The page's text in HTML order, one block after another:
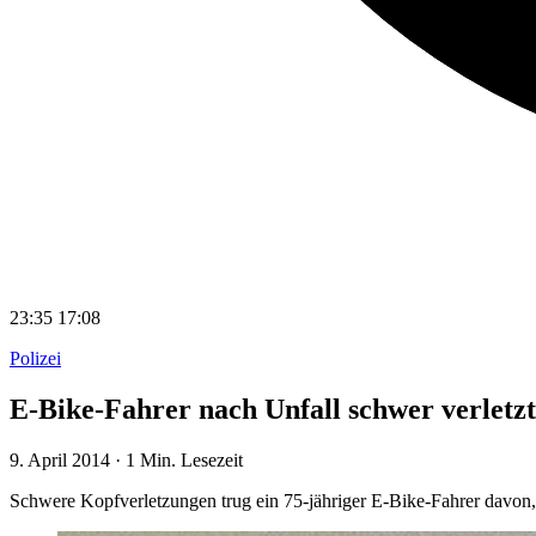
23:35 17:08
Polizei
E-Bike-Fahrer nach Unfall schwer verletzt
9. April 2014 · 1 Min. Lesezeit
Schwere Kopfverletzungen trug ein 75-jähriger E-Bike-Fahrer